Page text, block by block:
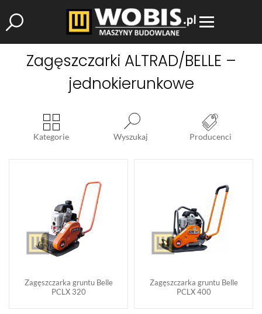
Zagęszczarki ALTRAD/BELLE –
jednokierunkowe
Kategorie Wyszukaj Producenci
Zagęszczarka gruntu Belle
PCLX 320
Zagęszczarka gruntu Belle
PCLX 400